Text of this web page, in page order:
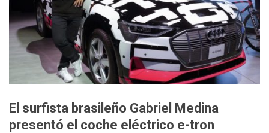
Turismo
República Dominicana
Venezuela
Cambio Climático
Contacto
El surfista brasileño Gabriel Medina
presentó el coche eléctrico e-tron